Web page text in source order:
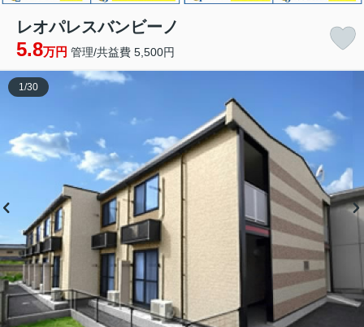
レオパレスバンビーノ
5.8万円 管理/共益費 5,500円
1/30